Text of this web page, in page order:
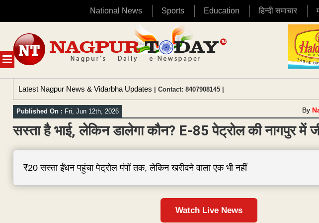
National News Sports Education हिन्दी समाचार
MENU
content
Latest Nagpur News & Vidarbha Updates | Contact: 8407908145 |
Published On : Fri, Jun 12th, 2026 By
सस्ता है भाई, लेकिन डालेगा कौन? E-85 पेट्रोल की नागपुर में
₹20 सस्ता ईंधन पहुंचा पेट्रोल पंपों तक, लेकिन खरीदने वाला एक भी नहीं
Watch Live News